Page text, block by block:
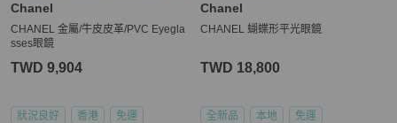
Chanel
CHANEL 金屬/牛皮皮革/PVC Eyegla
sses眼鏡
TWD 9,904
狀況良好 香港 免運
Chanel
CHANEL 蝴蝶形平光眼鏡
TWD 18,800
全新品 本地 免運